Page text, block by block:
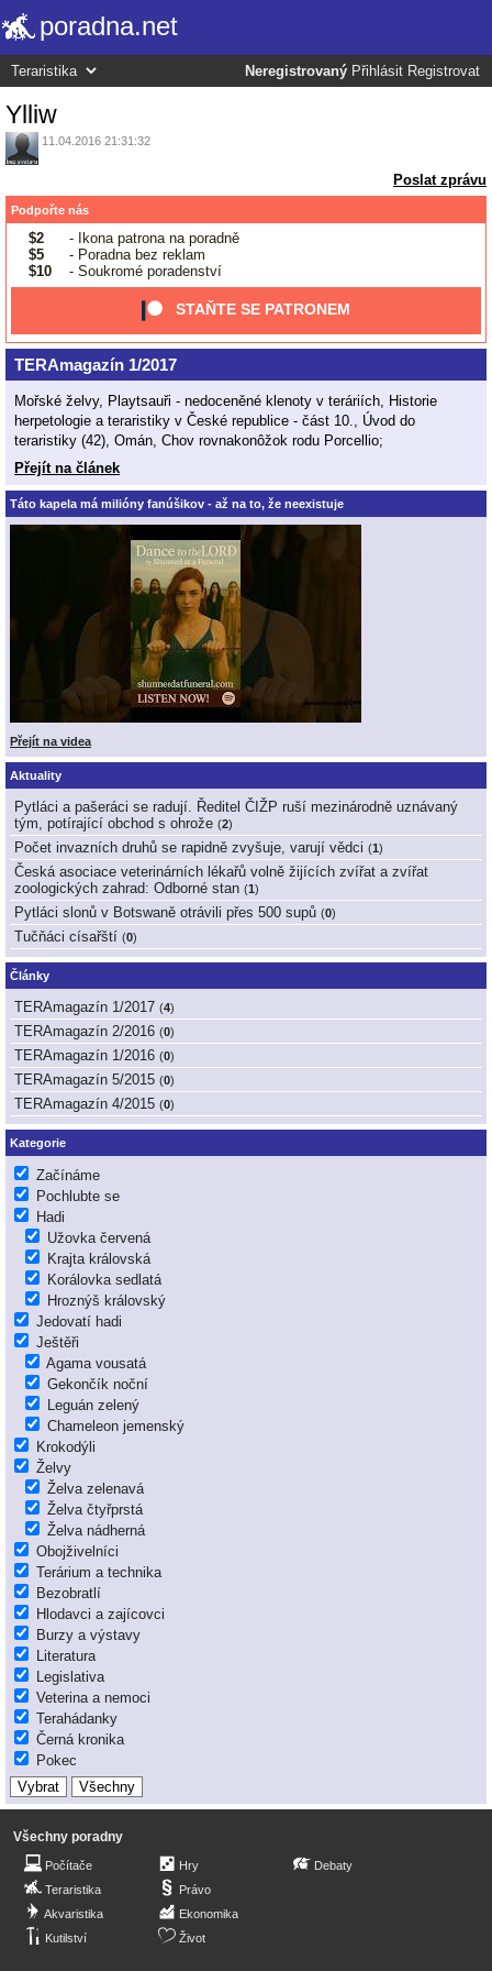
poradna.net
Neregistrovaný Přihlásit Registrovat
Ylliw
11.04.2016 21:31:32
Poslat zprávu
Podpořte nás
$2
- Ikona patrona na poradně
$5
- Poradna bez reklam
$10
- Soukromé poradenství
STAŇTE SE PATRONEM
TERAmagazín 1/2017
Mořské želvy, Playtsauři - nedoceněné klenoty v teráriích, Historie
herpetologie a teraristiky v České republice - část 10., Úvod do
teraristiky (42), Omán, Chov rovnakonôžok rodu Porcellio;
Přejít na článek
Táto kapela má milióny fanúšikov - až na to, že neexistuje
Přejít na videa
Aktuality
Pytláci a pašeráci se radují. Ředitel ČIŽP ruší mezinárodně uznávaný
tým, potírající obchod s ohrože (2)
Počet invazních druhů se rapidně zvyšuje, varují vědci (1)
Česká asociace veterinárních lékařů volně žijících zvířat a zvířat
zoologických zahrad: Odborné stan (1)
Pytláci slonů v Botswaně otrávili přes 500 supů (0)
Tučňáci císařští (0)
Články
TERAmagazín 1/2017 (4)
TERAmagazín 2/2016 (0)
TERAmagazín 1/2016 (0)
TERAmagazín 5/2015 (0)
TERAmagazín 4/2015 (0)
Kategorie
Začínáme
Pochlubte se
Hadi
Užovka červená
Krajta královská
Korálovka sedlatá
Hroznýš královský
Jedovatí hadi
Ještěři
Agama vousatá
Gekončík noční
Leguán zelený
Chameleon jemenský
Krokodýli
Želvy
Želva zelenavá
Želva čtyřprstá
Želva nádherná
Obojživelníci
Terárium a technika
Bezobratlí
Hlodavci a zajícovci
Burzy a výstavy
Literatura
Legislativa
Veterina a nemoci
Terahádanky
Černá kronika
Pokec
Všechny poradny
Počítače
Teraristika
Akvaristika
Kutilství
Hry
Právo
Ekonomika
Život
Debaty